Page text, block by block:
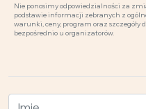
Nie ponosimy odpowiedzialności za
podstawie informacji zebranych z
warunki, ceny, program oraz
bezpośrednio u organizatorów.